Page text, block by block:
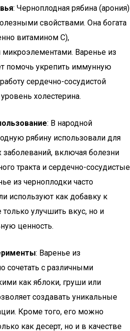
: Черноплодная рябина (арония)
свойствами. Она богата
витамином C),
микроэлементами. Варенье из
помочь укрепить иммунную
сердечно-сосудистой
холестерина.
: В народной
рябину использовали для
заболеваний, включая болезни
тракта и сердечно-сосудистые
из черноплодки часто
используют как добавку к
улучшить вкус, но и
ценность.
: Варенье из
сочетать с различными
как яблоки, груши или
создавать уникальные
Кроме того, его можно
как десерт, но и в качестве